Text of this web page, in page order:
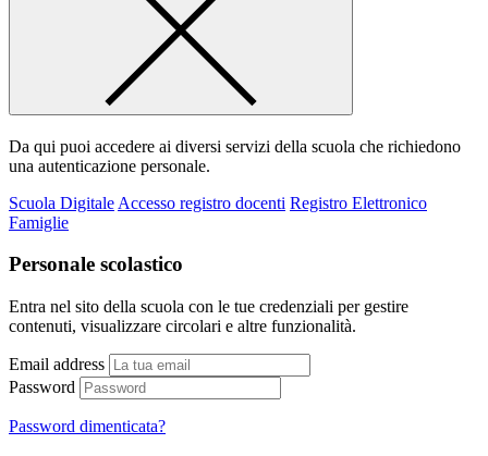
Da qui puoi accedere ai diversi servizi della scuola che richiedono
una autenticazione personale.
Scuola Digitale Accesso registro docenti Registro Elettronico
Famiglie
Personale scolastico
Entra nel sito della scuola con le tue credenziali per gestire
contenuti, visualizzare circolari e altre funzionalità.
Email address
Password
Password dimenticata?